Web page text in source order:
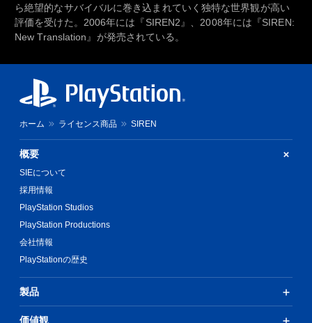
ら絶望的なサバイバルに巻き込まれていく独特な世界観が高い
評価を受けた。2006年には『SIREN2』、2008年には『SIREN:
New Translation』が発売されている。
ホーム ライセンス商品 SIREN
概要
SIEについて
採用情報
PlayStation Studios
PlayStation Productions
会社情報
PlayStationの歴史
製品
価値観